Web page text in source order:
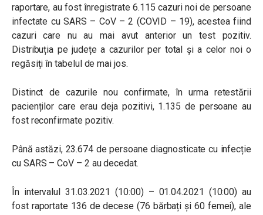
raportare, au fost înregistrate 6.115 cazuri noi de persoane
infectate cu SARS – CoV – 2 (COVID – 19), acestea fiind
cazuri care nu au mai avut anterior un test pozitiv.
Distribuția pe județe a cazurilor per total și a celor noi o
regăsiți în tabelul de mai jos.
Distinct de cazurile nou confirmate, în urma retestării
pacienților care erau deja pozitivi, 1.135 de persoane au
fost reconfirmate pozitiv.
Până astăzi, 23.674 de persoane diagnosticate cu infecție
cu SARS – CoV – 2 au decedat.
În intervalul 31.03.2021 (10:00) – 01.04.2021 (10:00) au
fost raportate 136 de decese (76 bărbați și 60 femei), ale